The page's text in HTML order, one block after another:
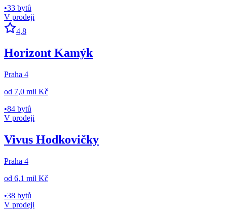
•33 bytů
V prodeji
4,8
Horizont Kamýk
Praha 4
od 7,0 mil Kč
•84 bytů
V prodeji
Vivus Hodkovičky
Praha 4
od 6,1 mil Kč
•38 bytů
V prodeji